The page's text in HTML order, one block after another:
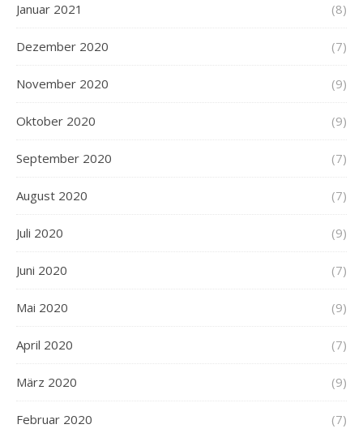
Januar 2021 (8)
Dezember 2020 (7)
November 2020 (9)
Oktober 2020 (9)
September 2020 (7)
August 2020 (7)
Juli 2020 (9)
Juni 2020 (7)
Mai 2020 (9)
April 2020 (7)
März 2020 (9)
Februar 2020 (7)